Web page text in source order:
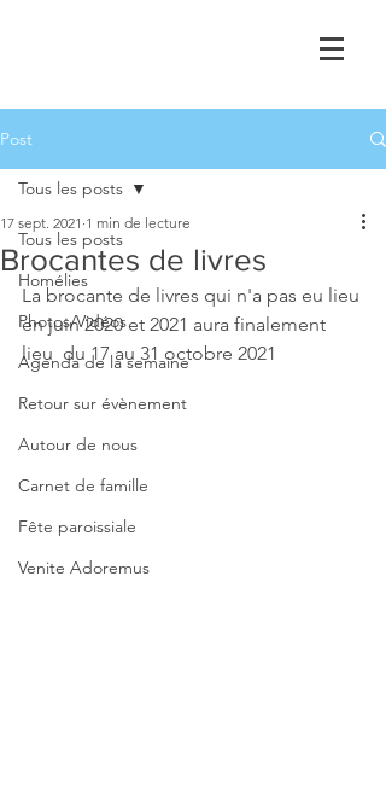
Post
Tous les posts
Homélies
Photos/Vidéos
Agenda de la semaine
Retour sur évènement
Autour de nous
Carnet de famille
Fête paroissiale
Venite Adoremus
Tous les posts
Brocantes de livres
17 sept. 2021 1 min de lecture
La brocante de livres qui n'a pas eu lieu
en juin 2020 et 2021 aura finalement
lieu  du 17 au 31 octobre 2021